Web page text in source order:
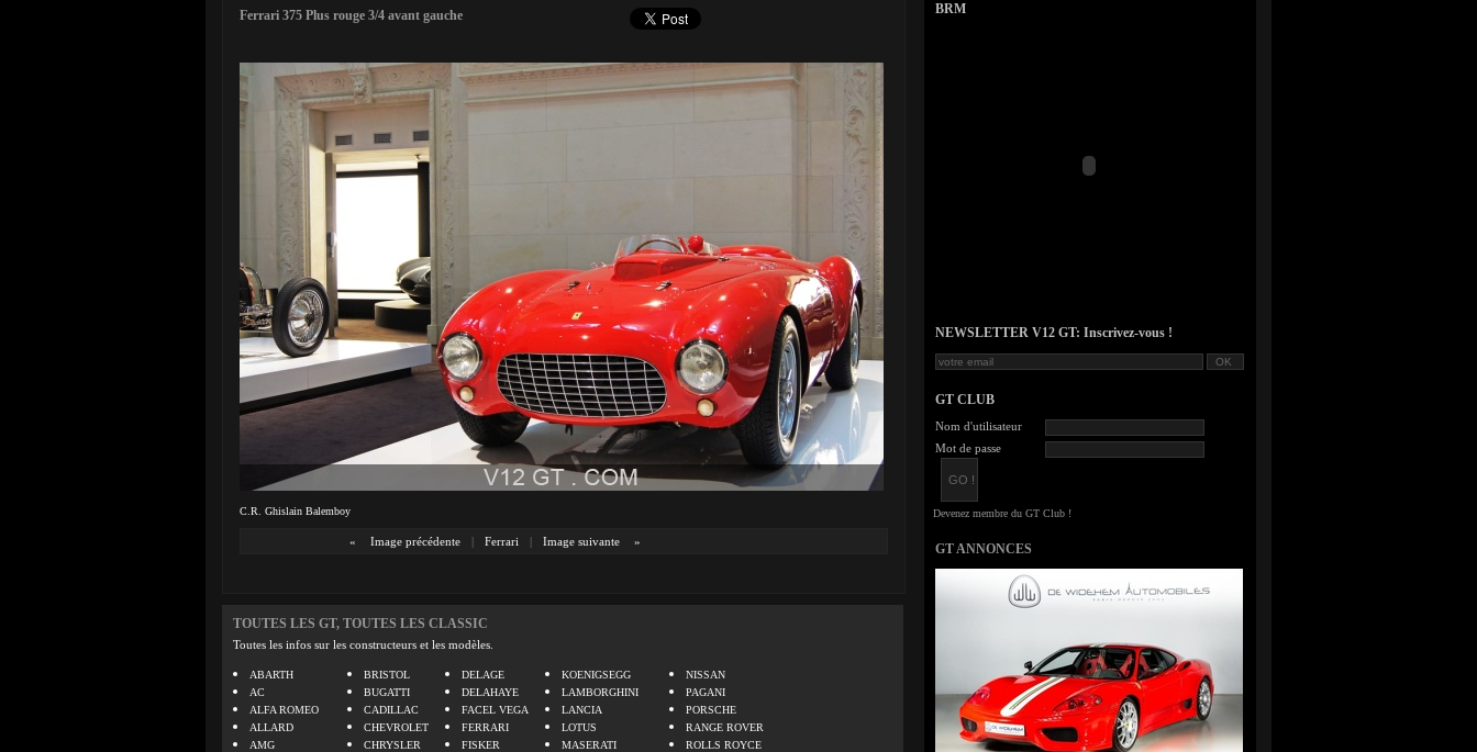
Ferrari 375 Plus rouge 3/4 avant gauche
C.R. Ghislain Balemboy
« Image précédente | Ferrari | Image suivante »
TOUTES LES GT, TOUTES LES CLASSIC
Toutes les infos sur les constructeurs et les modèles.
ABARTH
AC
ALFA ROMEO
ALLARD
AMG
BRISTOL
BUGATTI
CADILLAC
CHEVROLET
CHRYSLER
DELAGE
DELAHAYE
FACEL VEGA
FERRARI
FISKER
KOENIGSEGG
LAMBORGHINI
LANCIA
LOTUS
MASERATI
NISSAN
PAGANI
PORSCHE
RANGE ROVER
ROLLS ROYCE
BRM
NEWSLETTER V12 GT: Inscrivez-vous !
GT CLUB
Nom d'utilisateur
Mot de passe
GT ANNONCES